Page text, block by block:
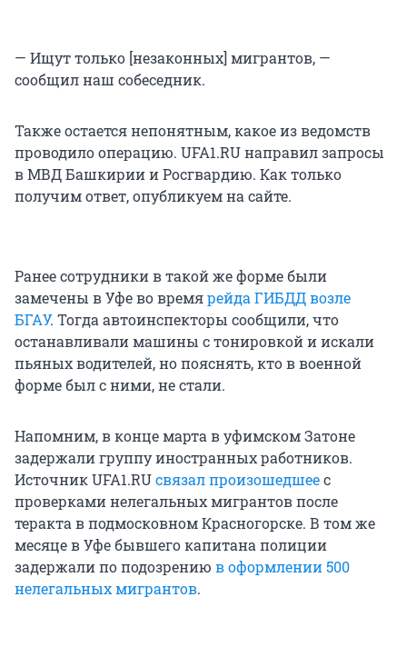
— Ищут только [незаконных] мигрантов, —
сообщил наш собеседник.
Также остается непонятным, какое из ведомств
проводило операцию. UFA1.RU направил запросы
в МВД Башкирии и Росгвардию. Как только
получим ответ, опубликуем на сайте.
Ранее сотрудники в такой же форме были
замечены в Уфе во времярейда ГИБДД возле
БГАУ. Тогда автоинспекторы сообщили, что
останавливали машины с тонировкой и искали
пьяных водителей, но пояснять, кто в военной
форме был с ними, не стали.
Напомним, в конце марта в уфимском Затоне
задержали группу иностранных работников.
Источник UFA1.RUсвязал произошедшеес
проверками нелегальных мигрантов после
теракта в подмосковном Красногорске. В том же
месяце в Уфе бывшего капитана полиции
задержали по подозрению в оформлении 500
нелегальных мигрантов.